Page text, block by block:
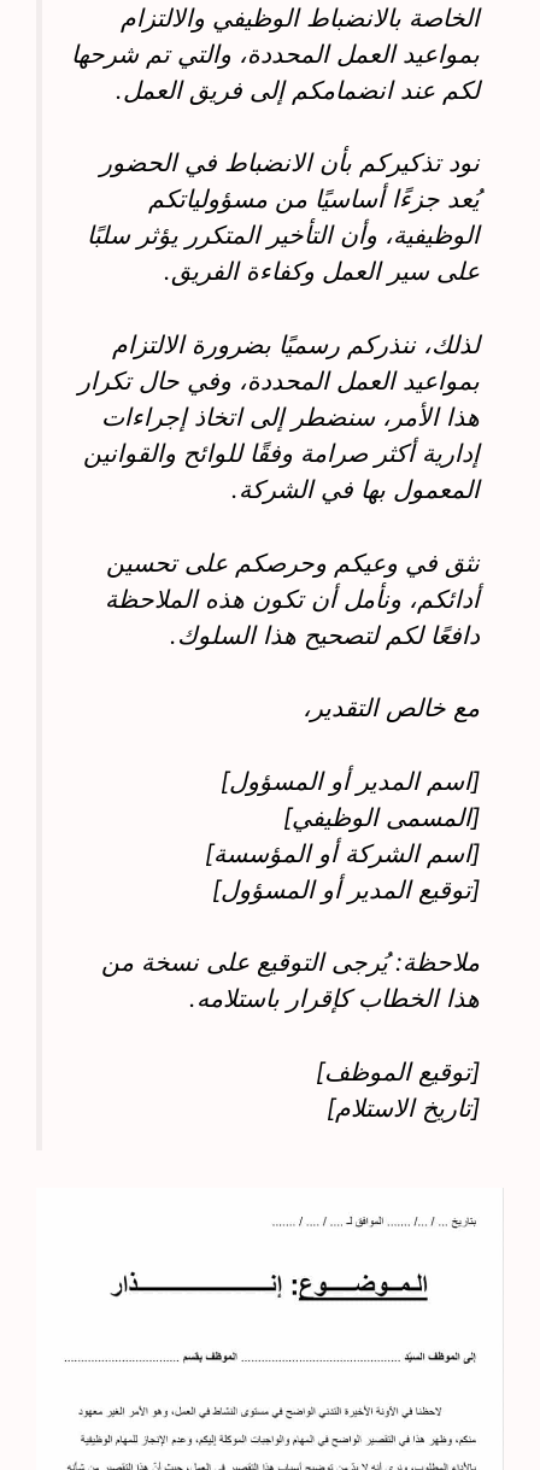
الخاصة بالانضباط الوظيفي والالتزام
بمواعيد العمل المحددة، والتي تم شرحها
لكم عند انضمامكم إلى فريق العمل.
نود تذكيركم بأن الانضباط في الحضور
يُعد جزءًا أساسيًا من مسؤولياتكم
الوظيفية، وأن التأخير المتكرر يؤثر سلبًا
على سير العمل وكفاءة الفريق.
لذلك، ننذركم رسميًا بضرورة الالتزام
بمواعيد العمل المحددة، وفي حال تكرار
هذا الأمر، سنضطر إلى اتخاذ إجراءات
إدارية أكثر صرامة وفقًا للوائح والقوانين
المعمول بها في الشركة.
نثق في وعيكم وحرصكم على تحسين
أدائكم، ونأمل أن تكون هذه الملاحظة
دافعًا لكم لتصحيح هذا السلوك.
مع خالص التقدير،
[اسم المدير أو المسؤول]
[المسمى الوظيفي]
[اسم الشركة أو المؤسسة]
[توقيع المدير أو المسؤول]
ملاحظة: يُرجى التوقيع على نسخة من
هذا الخطاب كإقرار باستلامه.
[توقيع الموظف]
[تاريخ الاستلام]